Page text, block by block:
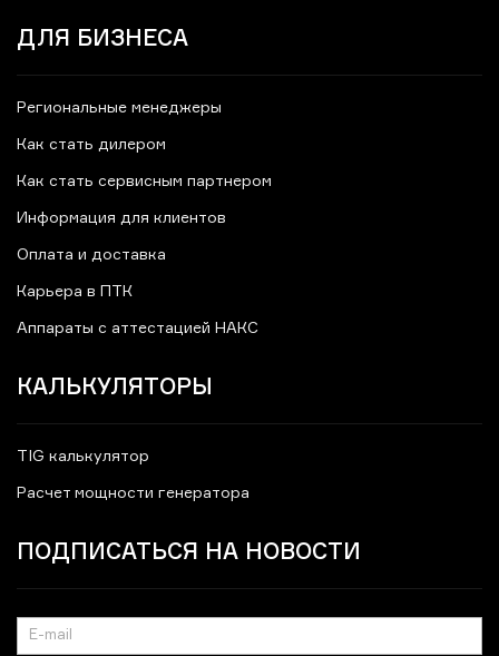
ДЛЯ БИЗНЕСА
Региональные менеджеры
Как стать дилером
Как стать сервисным партнером
Информация для клиентов
Оплата и доставка
Карьера в ПТК
Аппараты с аттестацией НАКС
КАЛЬКУЛЯТОРЫ
TIG калькулятор
Расчет мощности генератора
ПОДПИСАТЬСЯ НА НОВОСТИ